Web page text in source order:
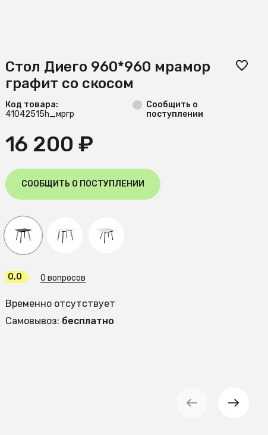
Стол Диего 960*960 мрамор
графит со скосом
Код товара:
41042515h_мргр
Сообщить о
поступлении
16 200 ₽
СООБЩИТЬ О ПОСТУПЛЕНИИ
0,0 0 вопросов
Временно отсутствует
Самовывоз: бесплатно